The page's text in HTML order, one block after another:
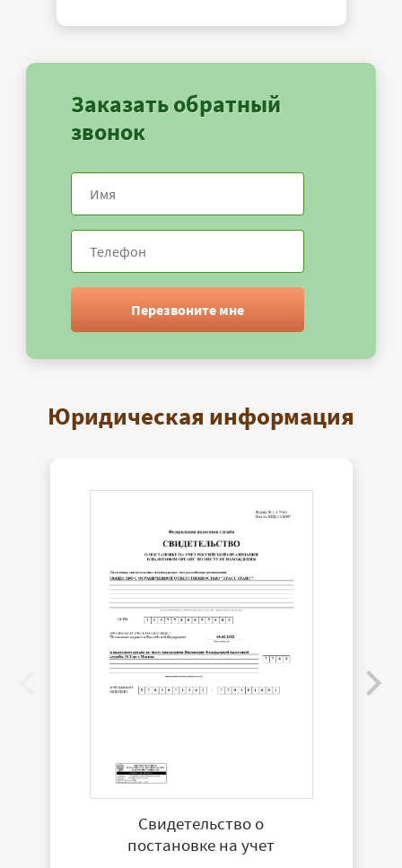
Заказать обратный
звонок
Перезвоните мне
Юридическая информация
Свидетельство о
постановке на учет